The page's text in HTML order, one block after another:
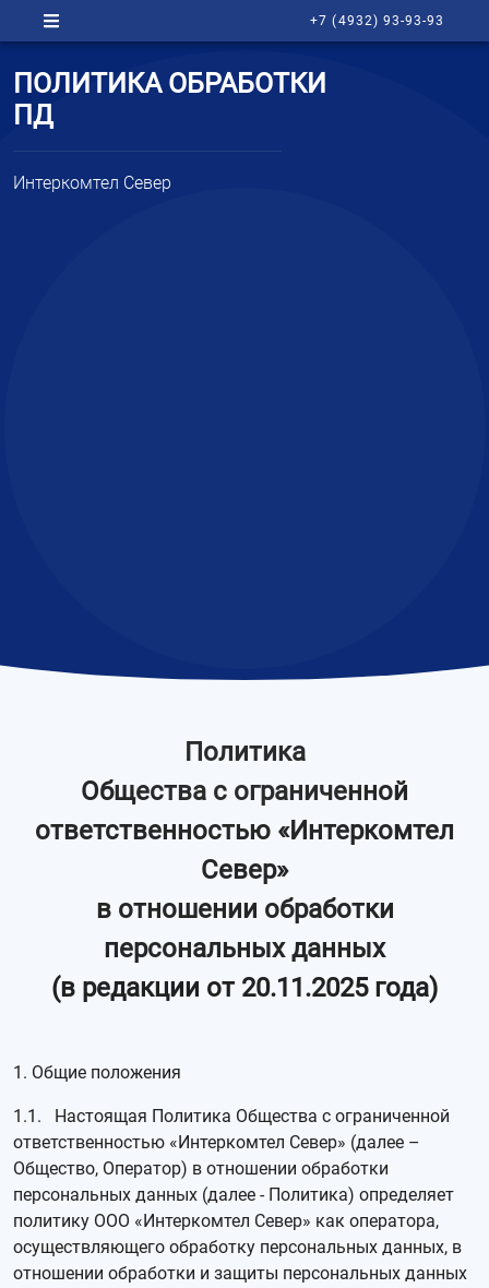
+7 (4932) 93-93-93
ПОЛИТИКА ОБРАБОТКИ
ПД
Интеркомтел Север
Политика
Общества с ограниченной
ответственностью «Интеркомтел
Север»
в отношении обработки
персональных данных
(в редакции от 20.11.2025 года)
1. Общие положения
1.1. Настоящая Политика Общества с ограниченной
ответственностью «Интеркомтел Север» (далее –
Общество, Оператор) в отношении обработки
персональных данных (далее - Политика) определяет
политику ООО «Интеркомтел Север» как оператора,
осуществляющего обработку персональных данных, в
отношении обработки и защиты персональных данных